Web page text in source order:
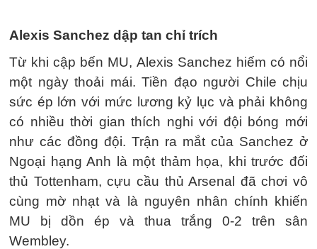
Alexis Sanchez dập tan chỉ trích
Từ khi cập bến MU, Alexis Sanchez hiếm có nổi
một ngày thoải mái. Tiền đạo người Chile chịu
sức ép lớn với mức lương kỷ lục và phải không
có nhiều thời gian thích nghi với đội bóng mới
như các đồng đội. Trận ra mắt của Sanchez ở
Ngoại hạng Anh là một thảm họa, khi trước đối
thủ Tottenham, cựu cầu thủ Arsenal đã chơi vô
cùng mờ nhạt và là nguyên nhân chính khiến
MU bị dồn ép và thua trắng 0-2 trên sân
Wembley.